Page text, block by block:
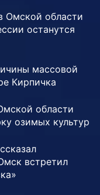
Омской области
останутся
массовой
Кирпичка
области
озимых культур
встретил